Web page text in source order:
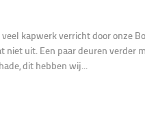
kapwerk verricht door onze
niet uit. Een paar deuren verder
dit hebben wij...